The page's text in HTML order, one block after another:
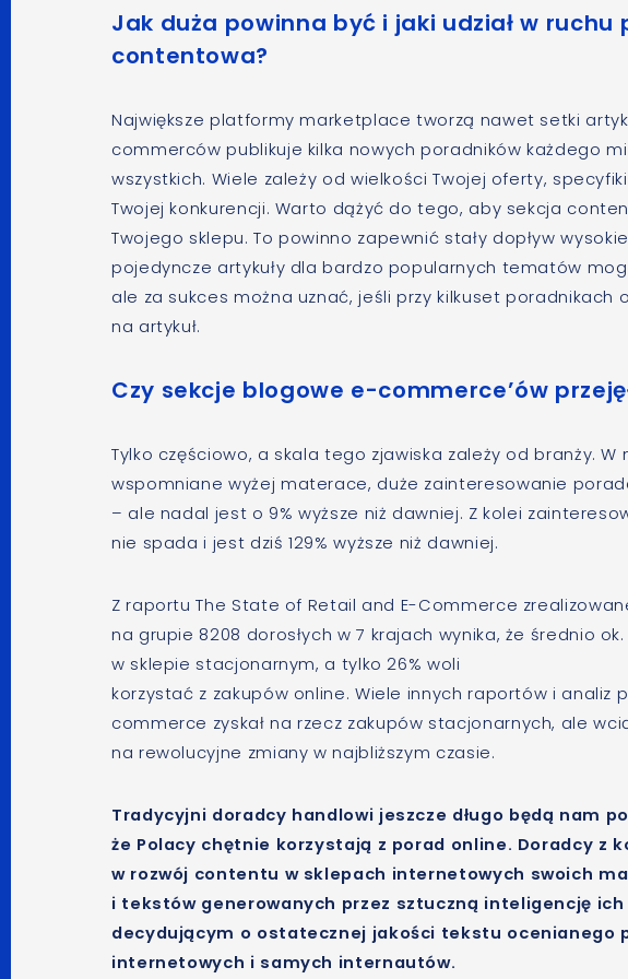
Jak duża powinna być i jaki udział w
contentowa?
Największe platformy marketplace tworzą nawet setki
commerców publikuje kilka nowych poradników każdego
wszystkich. Wiele zależy od wielkości Twojej oferty,
Twojej konkurencji. Warto dążyć do tego, aby sekcja
Twojego sklepu. To powinno zapewnić stały dopływ
pojedyncze artykuły dla bardzo popularnych tematów
ale za sukces można uznać, jeśli przy kilkuset
na artykuł.
Czy sekcje blogowe e-commerce’ów
Tylko częściowo, a skala tego zjawiska zależy od branży.
wspomniane wyżej materace, duże zainteresowanie
– ale nadal jest o 9% wyższe niż dawniej. Z kolei
nie spada i jest dziś 129% wyższe niż dawniej.
Z raportu The State of Retail and E-Commerce
na grupie 8208 dorosłych w 7 krajach wynika, że średnio
w sklepie stacjonarnym, a tylko 26% woli
korzystać z zakupów online. Wiele innych raportów i
commerce zyskał na rzecz zakupów stacjonarnych, ale
na rewolucyjne zmiany w najbliższym czasie.
Tradycyjni doradcy handlowi jeszcze długo będą nam
że Polacy chętnie korzystają z porad online. Doradcy z
w rozwój contentu w sklepach internetowych swoich
i tekstów generowanych przez sztuczną inteligencję
decydującym o ostatecznej jakości tekstu ocenianego
internetowych i samych internautów.